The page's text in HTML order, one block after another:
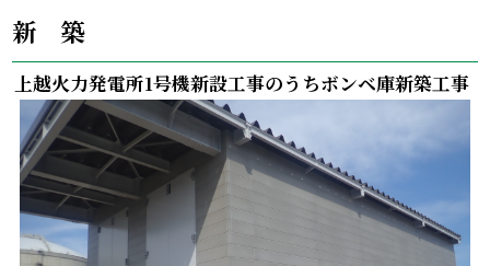
新 築
上越火力発電所1号機新設工事のうちボンベ庫新築工事